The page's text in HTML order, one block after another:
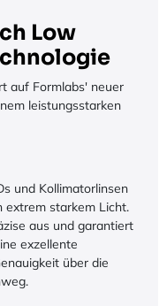
Low
auf Formlabs' neuer
leistungsstarken
und Kollimatorlinsen
extrem starkem Licht.
aus und garantiert
exzellente
über die